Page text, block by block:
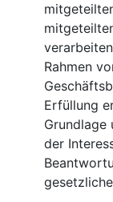
Rahmen
Erfüllung
Grundlage
der